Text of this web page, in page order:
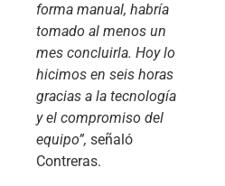
forma manual, habría
tomado al menos un
mes concluirla. Hoy lo
hicimos en seis horas
gracias a la tecnología
y el compromiso del
equipo”, señaló
Contreras.